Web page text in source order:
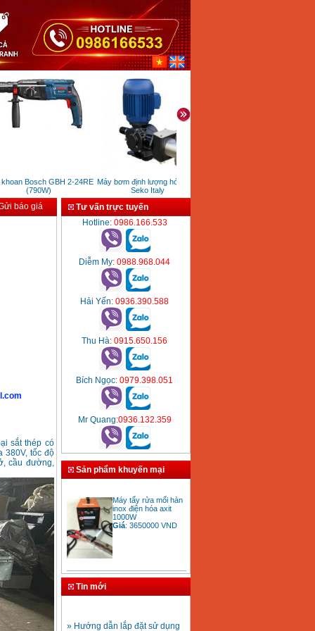
Bosch GBH 2-24RE
(790W)
Máy bơm định lượng hóa chất
Seko Italy
báo giá
sắt thép có
380V, tốc độ
cầu đường,
Tư vấn trực tuyến
Hotline: 0986.166.533
Diễm My: 0988.968.044
Hải Yến: 0936.390.588
Thu Hà: 0915.650.156
Bích Ngọc: 0979.398.051
Mr Quang:0936.132.359
Sản phẩm khuyến mại
inox điện hóa axit
1000W
Giá:3650000
Bảng giá mũi khoan
Tin mới
máy hàn ống nhựa HDPE